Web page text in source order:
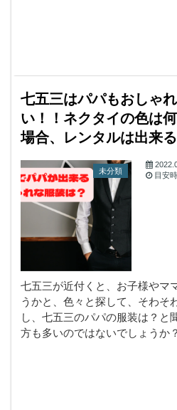
七五三はパパもおしゃ
い！！ネクタイの色は
場合、レンタルは出来
未分類
目安
七五三が近付くと、お子様やマ
うかと、色々と探して、そわそ
し、七五三のパパの服装は？と
方も多いのではないでしょうか